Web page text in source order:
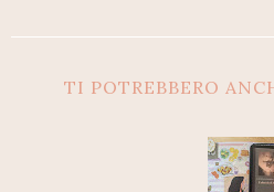
TI POTREBBERO